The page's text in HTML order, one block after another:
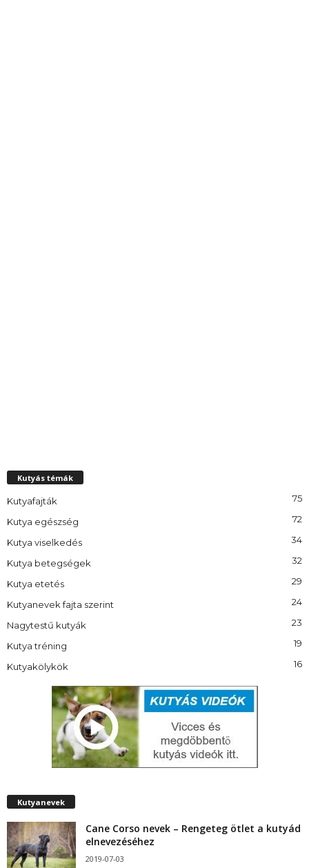
Kutyás témák
Kutyafajták 75
Kutya egészség 72
Kutya viselkedés 34
Kutya betegségek 32
Kutya etetés 29
Kutyanevek fajta szerint 24
Nagytestű kutyák 23
Kutya tréning 19
Kutyakölykök 16
Kutyanevek
Cane Corso nevek – Rengeteg ötlet a kutyád
elnevezéséhez
2019-07-03